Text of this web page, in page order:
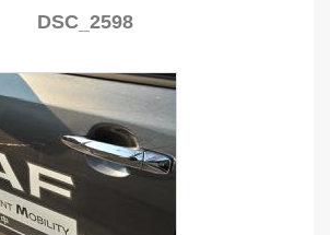
DSC_2598